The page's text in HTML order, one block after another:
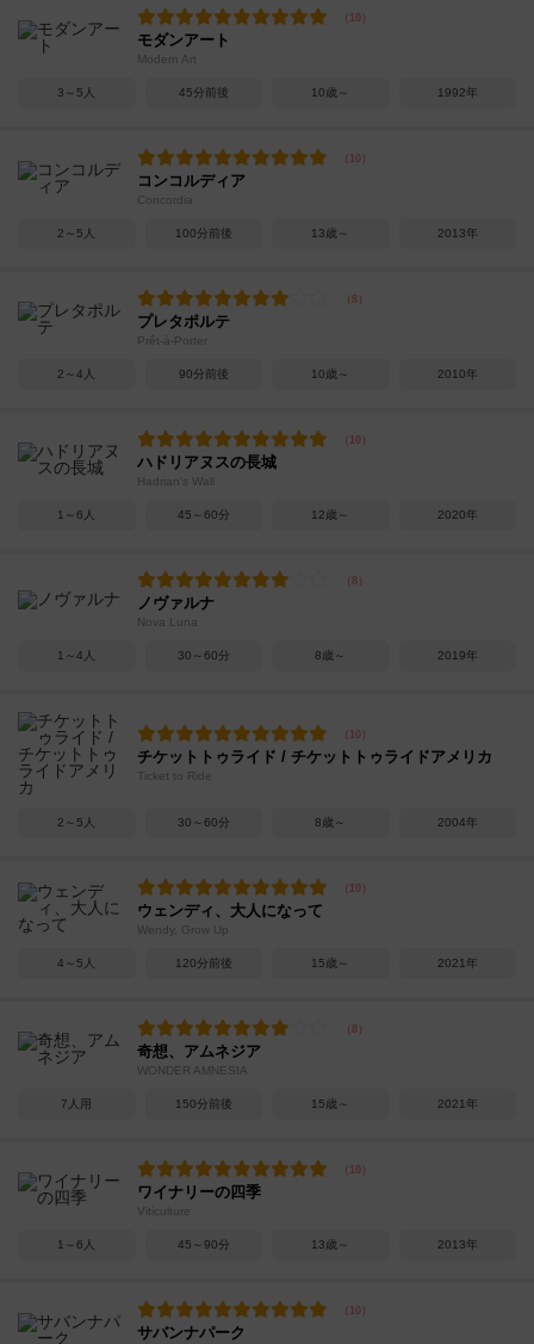
モダンアート
Modern Art
3～5人 45分前後 10歳～ 1992年
コンコルディア
Concordia
2～5人 100分前後 13歳～ 2013年
プレタポルテ
Prêt-à-Porter
2～4人 90分前後 10歳～ 2010年
ハドリアヌスの長城
Hadrian's Wall
1～6人 45～60分 12歳～ 2020年
ノヴァルナ
Nova Luna
1～4人 30～60分 8歳～ 2019年
チケットトゥライド / チケットトゥライドアメリカ
Ticket to Ride
2～5人 30～60分 8歳～ 2004年
ウェンディ、大人になって
Wendy, Grow Up
4～5人 120分前後 15歳～ 2021年
奇想、アムネジア
WONDER AMNESIA
7人用 150分前後 15歳～ 2021年
ワイナリーの四季
Viticulture
1～6人 45～90分 13歳～ 2013年
サバンナパーク